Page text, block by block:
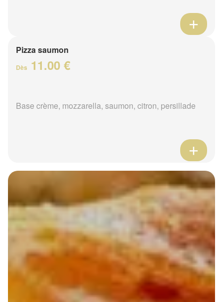
Pizza saumon
Dès 11.00 €
Base crème, mozzarella, saumon, citron, persillade